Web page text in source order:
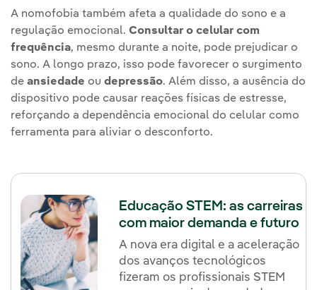
A nomofobia também afeta a qualidade do sono e a
regulação emocional. Consultar o celular com
frequência, mesmo durante a noite, pode prejudicar o
sono. A longo prazo, isso pode favorecer o surgimento
de ansiedade ou depressão. Além disso, a ausência do
dispositivo pode causar reações físicas de estresse,
reforçando a dependência emocional do celular como
ferramenta para aliviar o desconforto.
Educação STEM: as carreiras
com maior demanda e futuro
A nova era digital e a aceleração
dos avanços tecnológicos
fizeram os profissionais STEM